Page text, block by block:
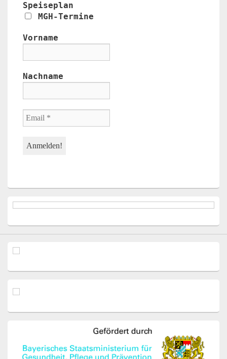
Speiseplan
MGH-Termine
Vorname
Nachname